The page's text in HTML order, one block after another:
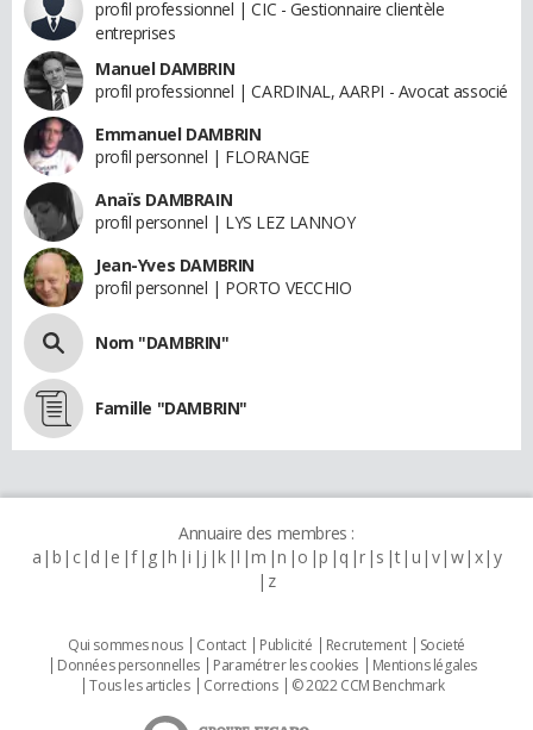
profil professionnel | CIC - Gestionnaire clientèle
entreprises
Manuel DAMBRIN
profil professionnel | CARDINAL, AARPI - Avocat associé
Emmanuel DAMBRIN
profil personnel | FLORANGE
Anaïs DAMBRAIN
profil personnel | LYS LEZ LANNOY
Jean-Yves DAMBRIN
profil personnel | PORTO VECCHIO
Nom "DAMBRIN"
Famille "DAMBRIN"
Annuaire des membres :
a b c d e f g h i j k l m n o p q r s t u v w x y
z
Qui sommes nous Contact Publicité Recrutement
Societé
Données personnelles
Paramétrer les cookies
Mentions légales
Tous les articles
Corrections © 2022 CCM Benchmark